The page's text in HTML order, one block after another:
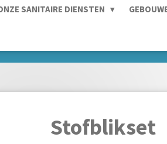
SANITAIRE DIENSTEN
Stofblikset